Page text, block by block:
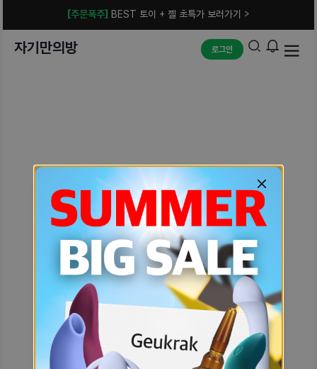
[주문폭주] BEST 토이 + 젤 초특가 보러가기 >
자기만의방 로그인
예상치 못한 에러입니다.